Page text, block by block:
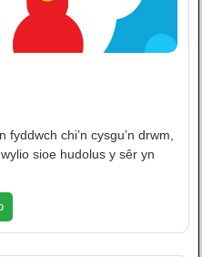
chi’n cysgu’n drwm,
sioe hudolus y sêr yn